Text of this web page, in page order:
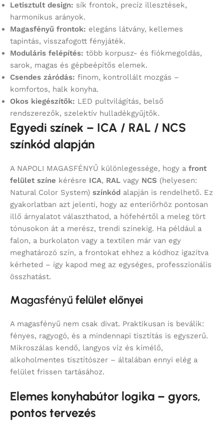
Letisztult design: sík frontok, precíz illesztések,
harmonikus arányok.
Magasfényű frontok: elegáns látvány, kellemes
tapintás, visszafogott fényjáték.
Moduláris felépítés: több korpusz- és fiókmegoldás,
sarok, magas és gépbeépítős elemek.
Csendes záródás: finom, kontrollált mozgás –
komfortos, halk konyha.
Okos kiegészítők: LED pultvilágítás, belső
rendszerezők, szelektív hulladékgyűjtők.
Egyedi színek – ICA / RAL / NCS
színkód alapján
A NAPOLI MAGASFÉNYŰ különlegessége, hogy a front
felület színe kérésre ICA, RAL vagy NCS (helyesen:
Natural Color System) színkód alapján is rendelhető. Ez
gyakorlatban azt jelenti, hogy az enteriőrhöz pontosan
illő árnyalatot választhatod, a hófehértől a meleg tört
tónusokon át a merész, trendi színekig. Ha például a
falon, a burkolaton vagy a textilen már van egy
meghatározó szín, a frontokat ehhez a kódhoz igazítva
kérheted – így kapod meg az egységes, professzionális
összhatást.
Magasfényű felület előnyei
A magasfényű nem csak divat. Praktikusan is beválik:
fényes, ragyogó, és a mindennapi tisztítás is egyszerű.
Mikroszálas kendő, langyos víz és kímélő,
alkoholmentes tisztítószer – általában ennyi elég a
felület frissen tartásához.
Elemes konyhabútor logika – gyors,
pontos tervezés